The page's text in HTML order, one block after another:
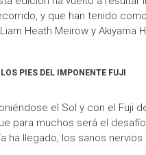
y que han tenido
Heath Meirow y Akiyama
PIES DEL IMPONENTE FUJI
el Sol y con el Fuji
para muchos será el
ha llegado, los sanos